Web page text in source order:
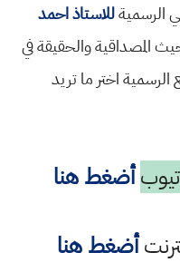
الرسميةللاستاذ احمد
المصداقية والحقيقة في
الرسمية اختر ما تريد
أضغط هنا
أضغط هنا